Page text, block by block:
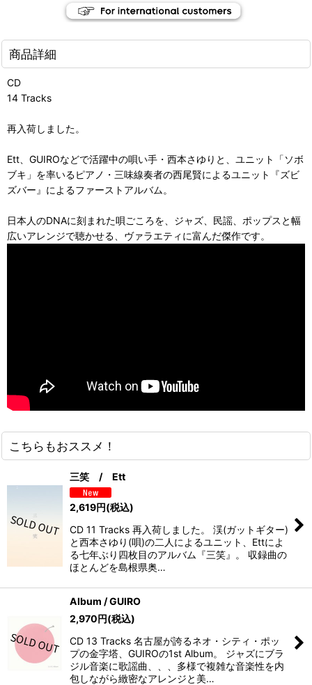
商品詳細
CD
14 Tracks
再入荷しました。
Ett、GUIROなどで活躍中の唄い手・西本さゆりと、ユニット「ソボ
ブキ」を率いるピアノ・三味線奏者の西尾賢によるユニット『ズビ
ズバー』によるファーストアルバム。
日本人のDNAに刻まれた唄ごころを、ジャズ、民謡、ポップスと幅
広いアレンジで聴かせる、ヴァラエティに富んだ傑作です。
こちらもおススメ！
三笑 / Ett
2,619円(税込)
CD 11 Tracks 再入荷しました。 渓(ガットギター)
と西本さゆり(唄)の二人によるユニット、Ettによ
る七年ぶり四枚目のアルバム『三笑』。 収録曲の
ほとんどを島根県奥…
Album / GUIRO
2,970円(税込)
CD 13 Tracks 名古屋が誇るネオ・シティ・ポッ
プの金字塔、GUIROの1st Album。 ジャズにブラ
ジル音楽に歌謡曲、、、多様で複雑な音楽性を内
包しながら緻密なアレンジと美…